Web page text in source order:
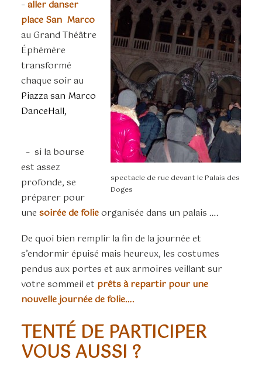
spectacle de rue devant le Palais des
Doges
–aller danser
place San Marco
au Grand Théâtre
Éphémère
transformé
chaque soir au
Piazza san Marco
DanceHall,
– si la bourse
est assez
profonde, se
préparer pour
une soirée de folieorganisée dans un palais ….
De quoi bien remplir la fin de la journée et
s’endormir épuisé mais heureux, les costumes
pendus aux portes et aux armoires veillant sur
votre sommeil et prêts à repartir pour une
nouvelle journée de folie….
TENTÉ DE PARTICIPER
VOUS AUSSI ?